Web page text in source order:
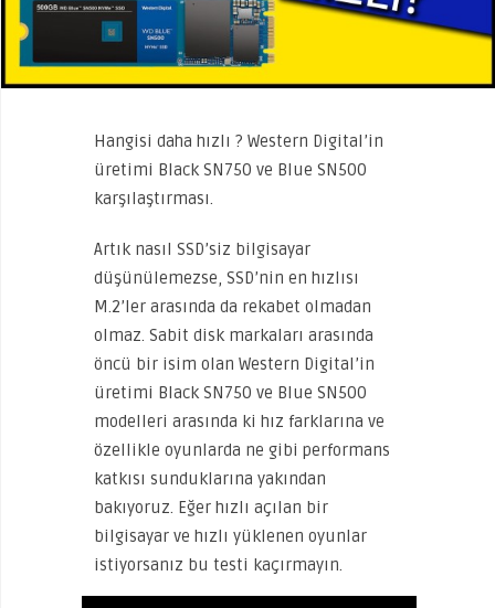
Hangisi daha hızlı ? Western Digital’in
üretimi Black SN750 ve Blue SN500
karşılaştırması.
Artık nasıl SSD’siz bilgisayar
düşünülemezse, SSD’nin en hızlısı
M.2’ler arasında da rekabet olmadan
olmaz. Sabit disk markaları arasında
öncü bir isim olan Western Digital’in
üretimi Black SN750 ve Blue SN500
modelleri arasında ki hız farklarına ve
özellikle oyunlarda ne gibi performans
katkısı sunduklarına yakından
bakıyoruz. Eğer hızlı açılan bir
bilgisayar ve hızlı yüklenen oyunlar
istiyorsanız bu testi kaçırmayın.